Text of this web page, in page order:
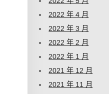
2022 年 4 月
2022 年 3 月
2022 年 2 月
2022 年 1 月
2021 年 12 月
2021 年 11 月